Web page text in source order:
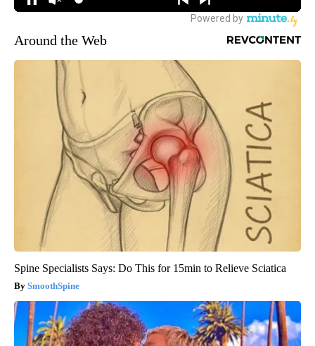
Around the Web
Spine Specialists Says: Do This for 15min to Relieve Sciatica
SmoothSpine